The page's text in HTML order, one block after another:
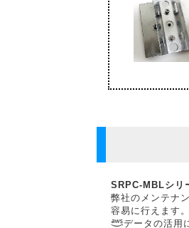
SRPC-MBLシリ
弊社のメンテナ
容易に行えます。
データの活用